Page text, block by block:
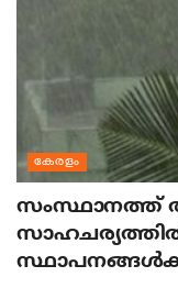
കേരളം
സംസ്ഥാനത്ത്
സാഹചര്യത്തിൽ